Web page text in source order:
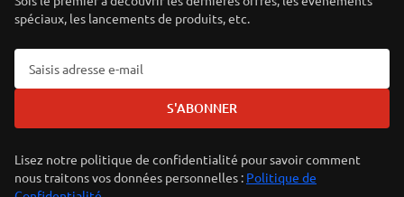
spéciaux, les lancements de produits, etc.
S'ABONNER
Lisez notre politique de confidentialité pour savoir comment
nous traitons vos données personnelles : Politique de